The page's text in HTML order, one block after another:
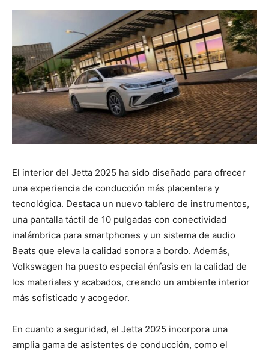
El interior del Jetta 2025 ha sido diseñado para ofrecer
una experiencia de conducción más placentera y
tecnológica. Destaca un nuevo tablero de instrumentos,
una pantalla táctil de 10 pulgadas con conectividad
inalámbrica para smartphones y un sistema de audio
Beats que eleva la calidad sonora a bordo. Además,
Volkswagen ha puesto especial énfasis en la calidad de
los materiales y acabados, creando un ambiente interior
más sofisticado y acogedor.
En cuanto a seguridad, el Jetta 2025 incorpora una
amplia gama de asistentes de conducción, como el